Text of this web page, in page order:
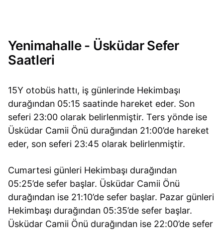
Yenimahalle - Üsküdar Sefer
Saatleri
15Y otobüs hattı, iş günlerinde Hekimbaşı
durağından 05:15 saatinde hareket eder. Son
seferi 23:00 olarak belirlenmiştir. Ters yönde ise
Üsküdar Camii Önü durağından 21:00’de hareket
eder, son seferi 23:45 olarak belirlenmiştir.
Cumartesi günleri Hekimbaşı durağından
05:25’de sefer başlar. Üsküdar Camii Önü
durağından ise 21:10’de sefer başlar. Pazar günleri
Hekimbaşı durağından 05:35’de sefer başlar.
Üsküdar Camii Önü durağından ise 22:00’de sefer